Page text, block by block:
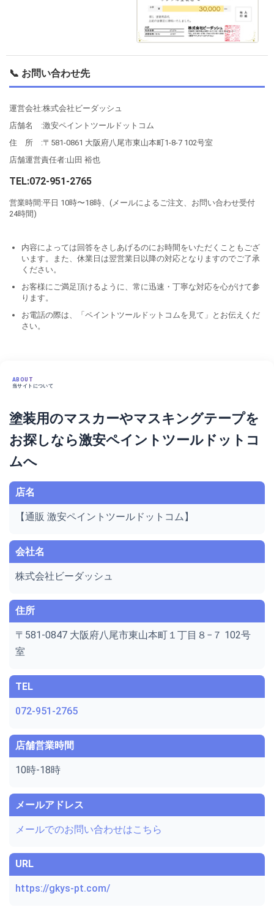
📞 お問い合わせ先
運営会社:株式会社ビーダッシュ
店舗名 :激安ペイントツールドットコム
住 所 :〒581-0861 大阪府八尾市東山本町1-8-7 102号室
店舗運営責任者:山田 裕也
TEL:072-951-2765
営業時間:平日 10時〜18時、(メールによるご注文、お問い合わせ受付
24時間)
内容によっては回答をさしあげるのにお時間をいただくこともござ
います。また、休業日は翌営業日以降の対応となりますのでご了承
ください。
お客様にご満足頂けるように、常に迅速・丁寧な対応を心がけて参
ります。
お電話の際は、「ペイントツールドットコムを見て」とお伝えくだ
さい。
ABOUT
当サイトについて
塗装用のマスカーやマスキングテープを
お探しなら激安ペイントツールドットコ
ムへ
店名
【通販 激安ペイントツールドットコム】
会社名
株式会社ビーダッシュ
住所
〒581-0847 大阪府八尾市東山本町１丁目８−７ 102号
室
TEL
072-951-2765
店舗営業時間
10時-18時
メールアドレス
メールでのお問い合わせはこちら
URL
https://gkys-pt.com/